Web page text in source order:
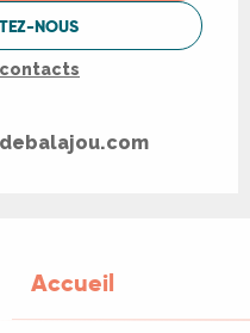
Accueil
NOUS
à 30 minutes à
au milieu